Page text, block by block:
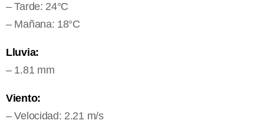
– Tarde: 24°C
– Mañana: 18°C
Lluvia:
– 1.81 mm
Viento:
– Velocidad: 2.21 m/s